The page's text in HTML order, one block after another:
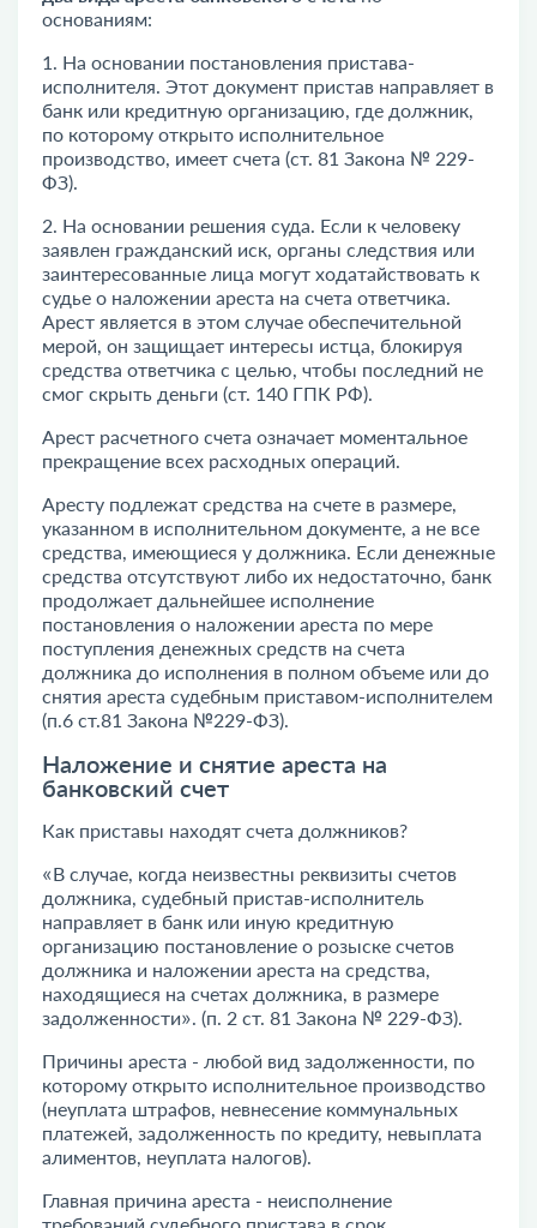
основаниям:
1. На основании постановления пристава-
исполнителя. Этот документ пристав направляет в
банк или кредитную организацию, где должник,
по которому открыто исполнительное
производство, имеет счета (ст. 81 Закона № 229-
ФЗ).
2. На основании решения суда. Если к человеку
заявлен гражданский иск, органы следствия или
заинтересованные лица могут ходатайствовать к
судье о наложении ареста на счета ответчика.
Арест является в этом случае обеспечительной
мерой, он защищает интересы истца, блокируя
средства ответчика с целью, чтобы последний не
смог скрыть деньги (ст. 140 ГПК РФ).
Арест расчетного счета означает моментальное
прекращение всех расходных операций.
Аресту подлежат средства на счете в размере,
указанном в исполнительном документе, а не все
средства, имеющиеся у должника. Если денежные
средства отсутствуют либо их недостаточно, банк
продолжает дальнейшее исполнение
постановления о наложении ареста по мере
поступления денежных средств на счета
должника до исполнения в полном объеме или до
снятия ареста судебным приставом-исполнителем
(п.6 ст.81 Закона №229-ФЗ).
Наложение и снятие ареста на
банковский счет
Как приставы находят счета должников?
«В случае, когда неизвестны реквизиты счетов
должника, судебный пристав-исполнитель
направляет в банк или иную кредитную
организацию постановление о розыске счетов
должника и наложении ареста на средства,
находящиеся на счетах должника, в размере
задолженности». (п. 2 ст. 81 Закона № 229-ФЗ).
Причины ареста - любой вид задолженности, по
которому открыто исполнительное производство
(неуплата штрафов, невнесение коммунальных
платежей, задолженность по кредиту, невыплата
алиментов, неуплата налогов).
Главная причина ареста - неисполнение